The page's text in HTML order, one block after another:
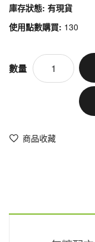
庫存狀態: 有現貨
使用點數購買: 130
數量
商品收藏